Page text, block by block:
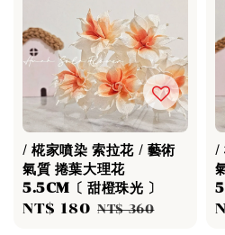
/ 椛家噴染 索拉花 / 藝術
氣質 捲葉大理花
5.5CM〔 甜橙珠光 〕
Sale
NT$ 180 Regular
NT$ 360
/